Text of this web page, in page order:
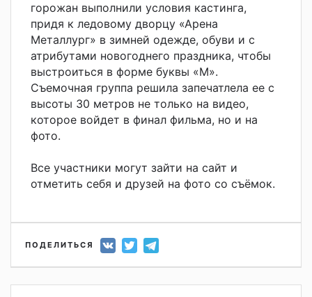
горожан выполнили условия кастинга,
придя к ледовому дворцу «Арена
Металлург» в зимней одежде, обуви и с
атрибутами новогоднего праздника, чтобы
выстроиться в форме буквы «М».
Съемочная группа решила запечатлела ее с
высоты 30 метров не только на видео,
которое войдет в финал фильма, но и на
фото.
Все участники могут зайти на сайт и
отметить себя и друзей на фото со съёмок.
ПОДЕЛИТЬСЯ